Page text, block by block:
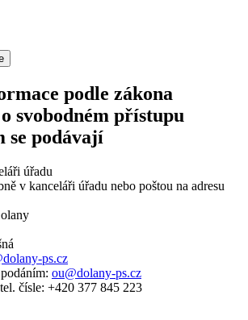
podle zákona
o svobodném přístupu
se podávají
úřadu
v kanceláři úřadu nebo poštou na adresu
ps.cz
ou@dolany-ps.cz
čísle: +420 377 845 223